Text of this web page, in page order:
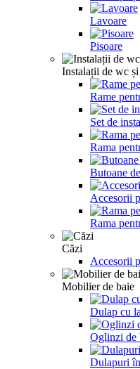
Lavoare
Pisoare
Instalații de wc
Rame
Set de
Rama
Butoane
Accesorii
Rama
Căzi
Accesorii
Mobilier de baie
Dulap cu
Oglinzi de
Dulapuri